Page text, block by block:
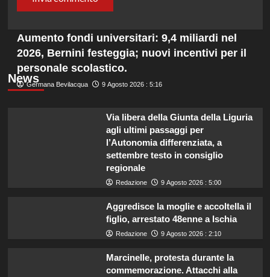
News
Aumento fondi universitari: 9,4 miliardi nel
2026, Bernini festeggia; nuovi incentivi per il
personale scolastico.
Germana Bevilacqua 9 Agosto 2026 : 5:16
Via libera della Giunta della Liguria
agli ultimi passaggi per
l’Autonomia differenziata, a
settembre testo in consiglio
regionale
Redazione 9 Agosto 2026 : 5:00
Aggredisce la moglie e accoltella il
figlio, arrestato 48enne a Ischia
Redazione 9 Agosto 2026 : 2:10
Marcinelle, protesta durante la
commemorazione. Attacchi alla